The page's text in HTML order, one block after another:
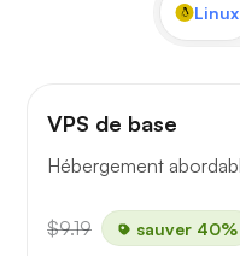
Linux
VPS de base
Hébergement
$9.19 sauver 40%